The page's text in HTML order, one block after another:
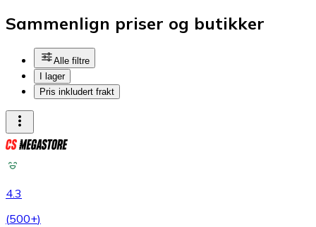
Sammenlign priser og butikker
Alle filtre
I lager
Pris inkludert frakt
4.3
(500+)